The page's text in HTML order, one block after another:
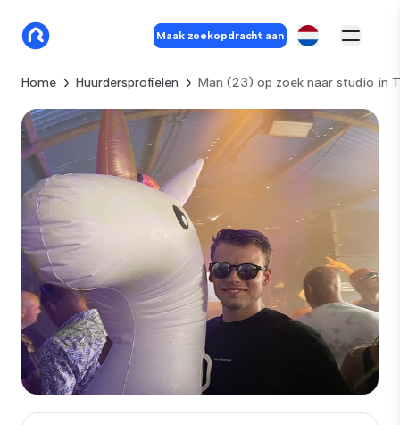
Maak zoekopdracht aan
Home Huurdersprofielen Man (23) op zoek naar studio in